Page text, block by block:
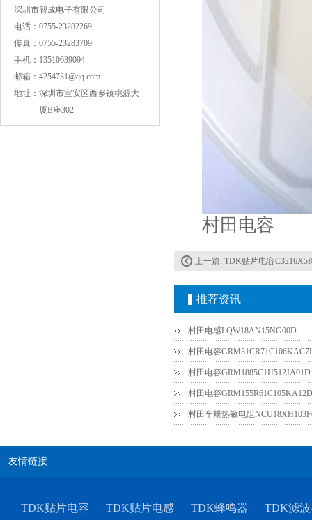
深圳市智成电子有限公司
电话： 0755-23282269
传真： 0755-23283709
手机： 13510639094
邮箱： 4254731@qq.com
地址： 深圳市宝安区西乡镇桃源大
厦B座302
村田电容
上一篇: TDK贴片电容
推荐资讯
村田电感LQW18AN15NG00D
村田电容
村田电容GRM1885C1H512JA01D
村田电容GRM155R61C105KA12D
村田车规热敏电阻
友情链接
TDK贴片电容 TDK贴片电感 TDK蜂鸣器 TDK滤